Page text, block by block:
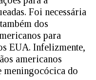
Foi necessária
dos
para
EUA. Infelizmente,
americanos
do